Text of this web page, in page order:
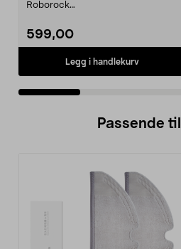
Roborock
599,00
Legg i handlekurv
Passende